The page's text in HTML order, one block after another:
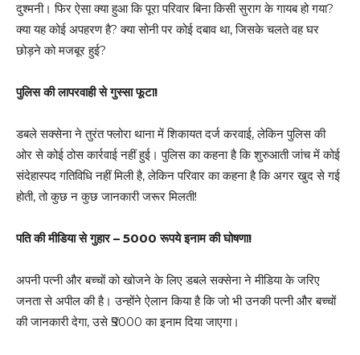
दुश्मनी। फिर ऐसा क्या हुआ कि पूरा परिवार बिना किसी सुराग के गायब हो गया?
क्या यह कोई अपहरण है? क्या सोनी पर कोई दबाव था, जिसके चलते वह घर
छोड़ने को मजबूर हुई?
पुलिस की लापरवाही से गुस्सा फूटा!
डबले सक्सेना ने तुरंत फ्लोरा थाना में शिकायत दर्ज करवाई, लेकिन पुलिस की
ओर से कोई ठोस कार्रवाई नहीं हुई। पुलिस का कहना है कि शुरुआती जांच में कोई
संदेहास्पद गतिविधि नहीं मिली है, लेकिन परिवार का कहना है कि अगर खुद से गई
होती, तो कुछ न कुछ जानकारी जरूर मिलती!
पति की मीडिया से गुहार – 5000 रूपये इनाम की घोषणा!
अपनी पत्नी और बच्चों को खोजने के लिए डबले सक्सेना ने मीडिया के जरिए
जनता से अपील की है। उन्होंने ऐलान किया है कि जो भी उनकी पत्नी और बच्चों
की जानकारी देगा, उसे ₹5000 का इनाम दिया जाएगा।